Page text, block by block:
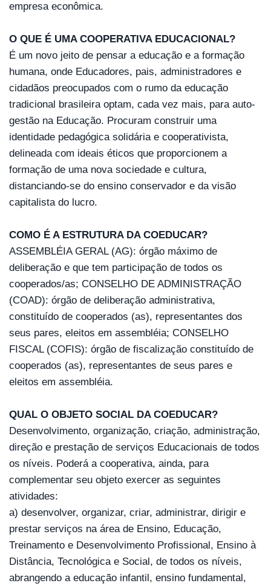
empresa econômica.
O QUE É UMA COOPERATIVA EDUCACIONAL?
É um novo jeito de pensar a educação e a formação
humana, onde Educadores, pais, administradores e
cidadãos preocupados com o rumo da educação
tradicional brasileira optam, cada vez mais, para auto-
gestão na Educação. Procuram construir uma
identidade pedagógica solidária e cooperativista,
delineada com ideais éticos que proporcionem a
formação de uma nova sociedade e cultura,
distanciando-se do ensino conservador e da visão
capitalista do lucro.
COMO É A ESTRUTURA DA COEDUCAR?
ASSEMBLÉIA GERAL (AG): órgão máximo de
deliberação e que tem participação de todos os
cooperados/as; CONSELHO DE ADMINISTRAÇÃO
(COAD): órgão de deliberação administrativa,
constituído de cooperados (as), representantes dos
seus pares, eleitos em assembléia; CONSELHO
FISCAL (COFIS): órgão de fiscalização constituído de
cooperados (as), representantes de seus pares e
eleitos em assembléia.
QUAL O OBJETO SOCIAL DA COEDUCAR?
Desenvolvimento, organização, criação, administração,
direção e prestação de serviços Educacionais de todos
os níveis. Poderá a cooperativa, ainda, para
complementar seu objeto exercer as seguintes
atividades:
a) desenvolver, organizar, criar, administrar, dirigir e
prestar serviços na área de Ensino, Educação,
Treinamento e Desenvolvimento Profissional, Ensino à
Distância, Tecnológica e Social, de todos os níveis,
abrangendo a educação infantil, ensino fundamental,